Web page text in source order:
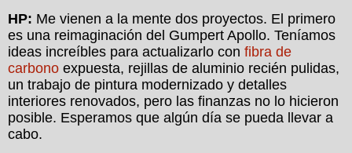
HP: Me vienen a la mente dos proyectos. El primero
es una reimaginación del Gumpert Apollo. Teníamos
ideas increíbles para actualizarlo con fibra de
carbono expuesta, rejillas de aluminio recién pulidas,
un trabajo de pintura modernizado y detalles
interiores renovados, pero las finanzas no lo hicieron
posible. Esperamos que algún día se pueda llevar a
cabo.